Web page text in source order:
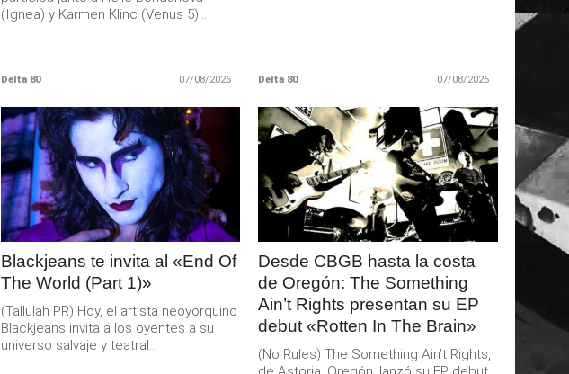
(Ignea) y Karmen Klinc (Venus 5)...
Delta 80 07/08/2026 Delta 80 07/08/2026
LEER
MAS
Blackjeans te invita al «End Of
The World (Part 1)»
(Tallulah PR) Hoy, el artista neoyorquino
Blackjeans invita a los oyentes a su
universo salvaje y teatral...
LEER
MAS
Desde CBGB hasta la costa
de Oregón: The Something
Ain’t Rights presentan su EP
debut «Rotten In The Brain»
(No Rules) The Something Ain’t Rights,